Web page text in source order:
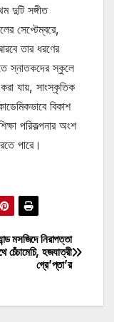
দুটি সঙ্গীত
সেপ্টেম্বরে,
তার ধরণের
স্নাতকদের স্কুলে
যায়, সাংস্কৃতিক
বিকাশ
পরিকল্পনার অংশ
পারে।
মসজিদে নিরাপত্তা
চেঁচামেচি, হজযাত্রী
গ্রে’প্তা’র